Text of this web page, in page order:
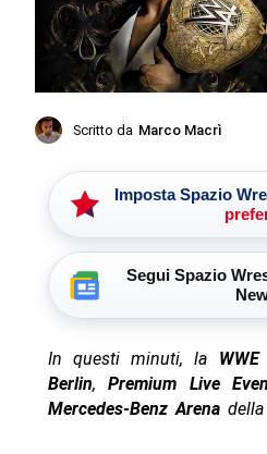
Scritto da Marco Macrì
Imposta Spazio
Segui Spazio
In questi minuti, la WWE
Berlin, Premium Live
Mercedes-Benz Arenadella